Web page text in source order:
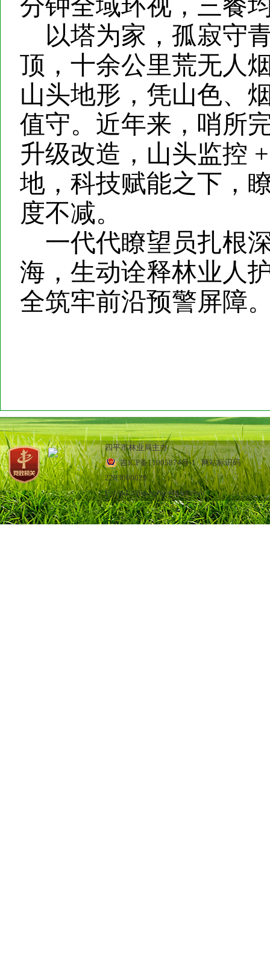
分钟全域环视，三餐
以塔为家，孤寂守
顶，十余公里荒无人
山头地形，凭山色、
值守。近年来，哨所
升级改造，山头监控
地，科技赋能之下，
度不减。
一代代瞭望员扎根
海，生动诠释林业人
全筑牢前沿预警屏障
四平市林业局主办
吉ICP备11005874号-1网站标识码
2203000029
E_mail：jlsplyjbgs@163.com